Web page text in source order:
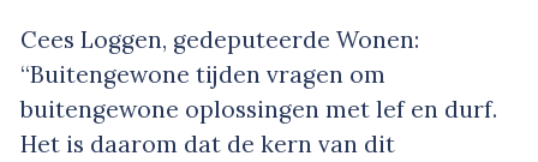
Cees Loggen, gedeputeerde Wonen:
“Buitengewone tijden vragen om
buitengewone oplossingen met lef en durf.
Het is daarom dat de kern van dit